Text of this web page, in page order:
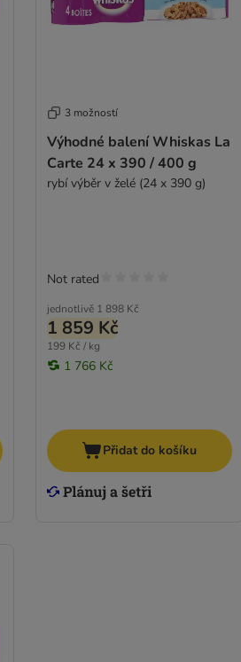
3 možností
Výhodné balení Whiskas La
Carte 24 x 390 / 400 g
rybí výběr v želé (24 x 390 g)
jednotlivě 1 898 Kč
1 859 Kč
199 Kč / kg
1 766 Kč
Not rated
Přidat do košíku